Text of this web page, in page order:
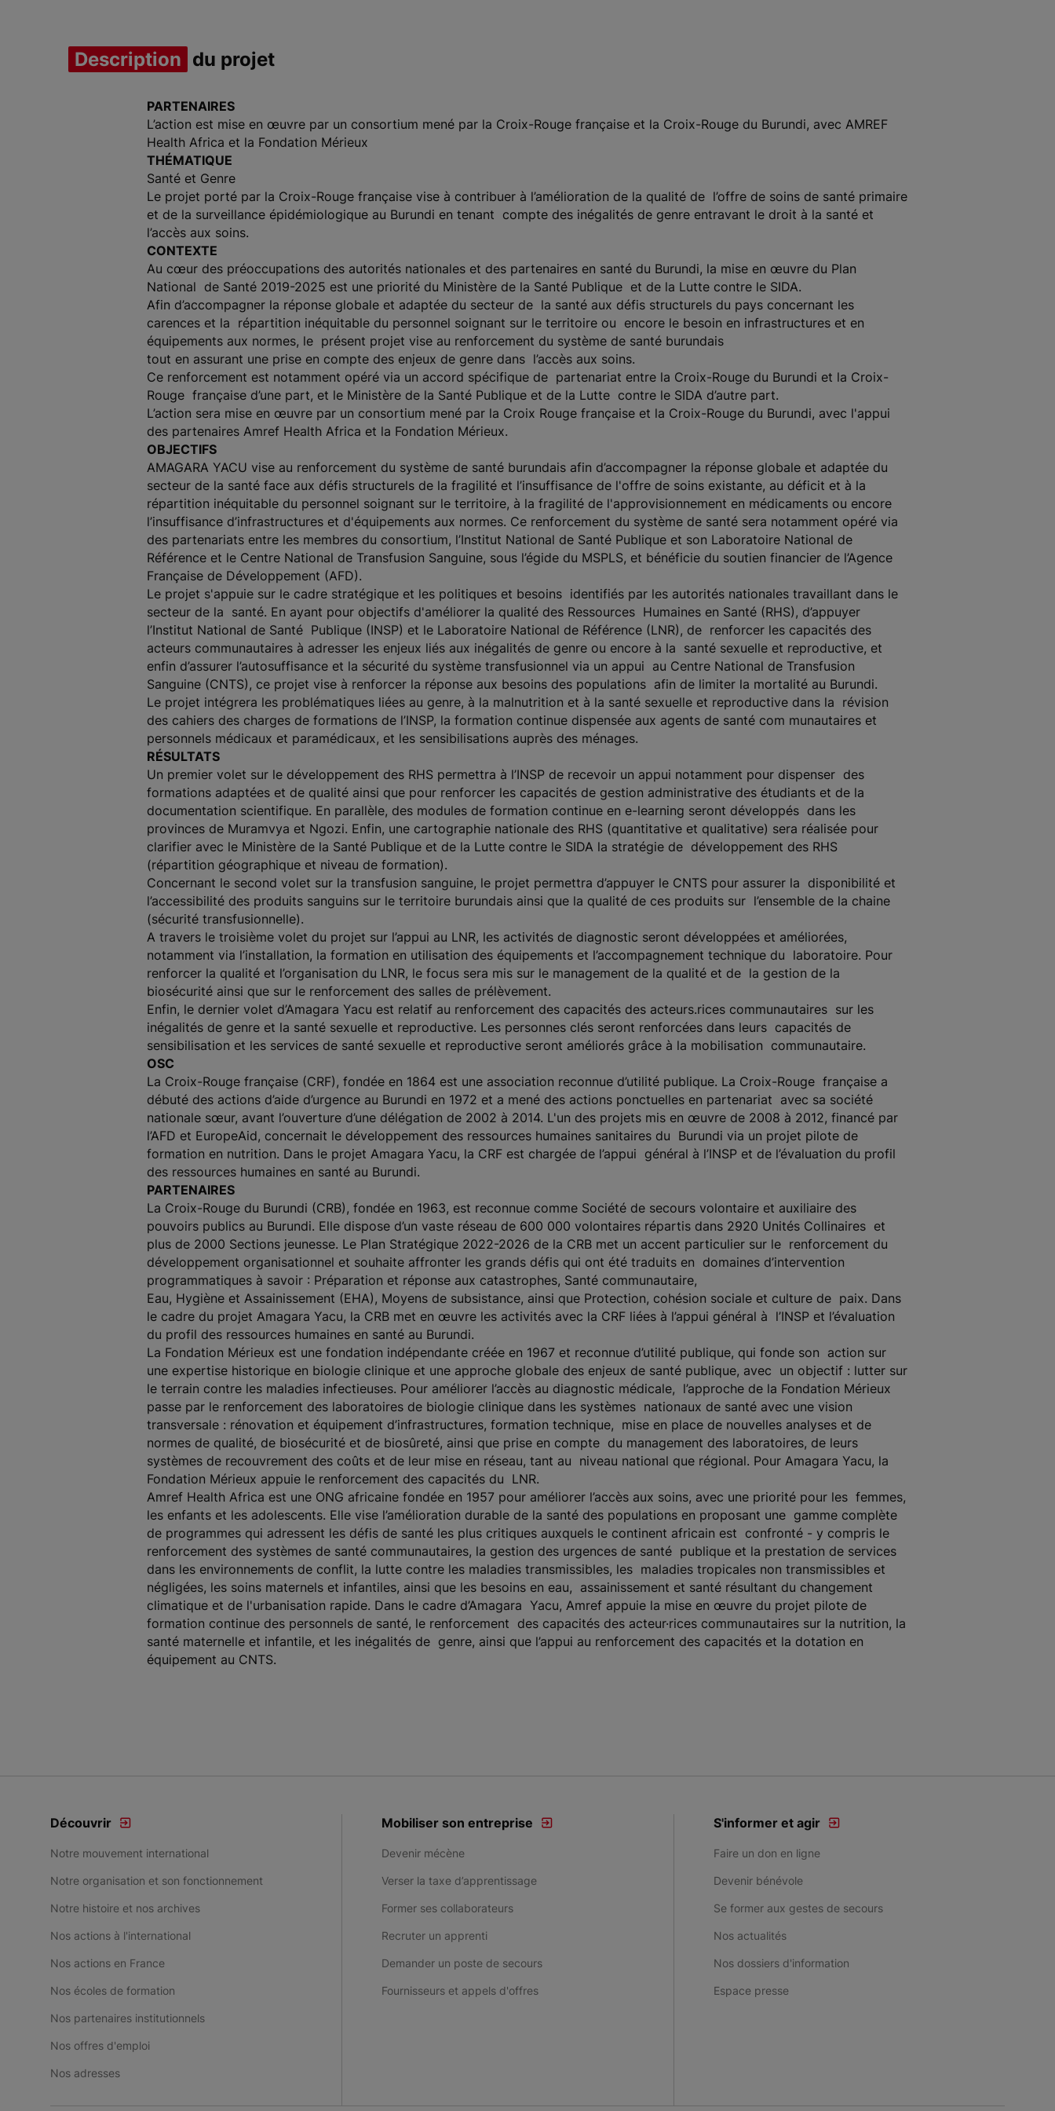
Description du projet
PARTENAIRES
L’action est mise en œuvre par un consortium mené par la Croix-Rouge française et la Croix-Rouge du Burundi, avec AMREF
Health Africa et la Fondation Mérieux
THÉMATIQUE
Santé et Genre
Le projet porté par la Croix-Rouge française vise à contribuer à l’amélioration de la qualité de l’offre de soins de santé primaire
et de la surveillance épidémiologique au Burundi en tenant compte des inégalités de genre entravant le droit à la santé et
l’accès aux soins.
CONTEXTE
Au cœur des préoccupations des autorités nationales et des partenaires en santé du Burundi, la mise en œuvre du Plan
National de Santé 2019-2025 est une priorité du Ministère de la Santé Publique et de la Lutte contre le SIDA.
Afin d’accompagner la réponse globale et adaptée du secteur de la santé aux défis structurels du pays concernant les
carences et la répartition inéquitable du personnel soignant sur le territoire ou encore le besoin en infrastructures et en
équipements aux normes, le présent projet vise au renforcement du système de santé burundais
tout en assurant une prise en compte des enjeux de genre dans l’accès aux soins.
Ce renforcement est notamment opéré via un accord spécifique de partenariat entre la Croix-Rouge du Burundi et la Croix-
Rouge française d’une part, et le Ministère de la Santé Publique et de la Lutte contre le SIDA d’autre part.
L’action sera mise en œuvre par un consortium mené par la Croix Rouge française et la Croix-Rouge du Burundi, avec l'appui
des partenaires Amref Health Africa et la Fondation Mérieux.
OBJECTIFS
AMAGARA YACU vise au renforcement du système de santé burundais afin d’accompagner la réponse globale et adaptée du
secteur de la santé face aux défis structurels de la fragilité et l’insuffisance de l'offre de soins existante, au déficit et à la
répartition inéquitable du personnel soignant sur le territoire, à la fragilité de l'approvisionnement en médicaments ou encore
l’insuffisance d’infrastructures et d'équipements aux normes. Ce renforcement du système de santé sera notamment opéré via
des partenariats entre les membres du consortium, l’Institut National de Santé Publique et son Laboratoire National de
Référence et le Centre National de Transfusion Sanguine, sous l’égide du MSPLS, et bénéficie du soutien financier de l’Agence
Française de Développement (AFD).
Le projet s'appuie sur le cadre stratégique et les politiques et besoins identifiés par les autorités nationales travaillant dans le
secteur de la santé. En ayant pour objectifs d'améliorer la qualité des Ressources Humaines en Santé (RHS), d’appuyer
l’Institut National de Santé Publique (INSP) et le Laboratoire National de Référence (LNR), de renforcer les capacités des
acteurs communautaires à adresser les enjeux liés aux inégalités de genre ou encore à la santé sexuelle et reproductive, et
enfin d’assurer l’autosuffisance et la sécurité du système transfusionnel via un appui au Centre National de Transfusion
Sanguine (CNTS), ce projet vise à renforcer la réponse aux besoins des populations afin de limiter la mortalité au Burundi.
Le projet intégrera les problématiques liées au genre, à la malnutrition et à la santé sexuelle et reproductive dans la révision
des cahiers des charges de formations de l’INSP, la formation continue dispensée aux agents de santé com munautaires et
personnels médicaux et paramédicaux, et les sensibilisations auprès des ménages.
RÉSULTATS
Un premier volet sur le développement des RHS permettra à l’INSP de recevoir un appui notamment pour dispenser des
formations adaptées et de qualité ainsi que pour renforcer les capacités de gestion administrative des étudiants et de la
documentation scientifique. En parallèle, des modules de formation continue en e-learning seront développés dans les
provinces de Muramvya et Ngozi. Enfin, une cartographie nationale des RHS (quantitative et qualitative) sera réalisée pour
clarifier avec le Ministère de la Santé Publique et de la Lutte contre le SIDA la stratégie de développement des RHS
(répartition géographique et niveau de formation).
Concernant le second volet sur la transfusion sanguine, le projet permettra d’appuyer le CNTS pour assurer la disponibilité et
l’accessibilité des produits sanguins sur le territoire burundais ainsi que la qualité de ces produits sur l’ensemble de la chaine
(sécurité transfusionnelle).
A travers le troisième volet du projet sur l’appui au LNR, les activités de diagnostic seront développées et améliorées,
notamment via l’installation, la formation en utilisation des équipements et l’accompagnement technique du laboratoire. Pour
renforcer la qualité et l’organisation du LNR, le focus sera mis sur le management de la qualité et de la gestion de la
biosécurité ainsi que sur le renforcement des salles de prélèvement.
Enfin, le dernier volet d’Amagara Yacu est relatif au renforcement des capacités des acteurs.rices communautaires sur les
inégalités de genre et la santé sexuelle et reproductive. Les personnes clés seront renforcées dans leurs capacités de
sensibilisation et les services de santé sexuelle et reproductive seront améliorés grâce à la mobilisation communautaire.
OSC
La Croix-Rouge française (CRF), fondée en 1864 est une association reconnue d’utilité publique. La Croix-Rouge française a
débuté des actions d’aide d’urgence au Burundi en 1972 et a mené des actions ponctuelles en partenariat avec sa société
nationale sœur, avant l’ouverture d’une délégation de 2002 à 2014. L'un des projets mis en œuvre de 2008 à 2012, financé par
l’AFD et EuropeAid, concernait le développement des ressources humaines sanitaires du Burundi via un projet pilote de
formation en nutrition. Dans le projet Amagara Yacu, la CRF est chargée de l’appui général à l’INSP et de l’évaluation du profil
des ressources humaines en santé au Burundi.
PARTENAIRES
La Croix-Rouge du Burundi (CRB), fondée en 1963, est reconnue comme Société de secours volontaire et auxiliaire des
pouvoirs publics au Burundi. Elle dispose d’un vaste réseau de 600 000 volontaires répartis dans 2920 Unités Collinaires et
plus de 2000 Sections jeunesse. Le Plan Stratégique 2022-2026 de la CRB met un accent particulier sur le renforcement du
développement organisationnel et souhaite affronter les grands défis qui ont été traduits en domaines d’intervention
programmatiques à savoir : Préparation et réponse aux catastrophes, Santé communautaire,
Eau, Hygiène et Assainissement (EHA), Moyens de subsistance, ainsi que Protection, cohésion sociale et culture de paix. Dans
le cadre du projet Amagara Yacu, la CRB met en œuvre les activités avec la CRF liées à l’appui général à l’INSP et l’évaluation
du profil des ressources humaines en santé au Burundi.
La Fondation Mérieux est une fondation indépendante créée en 1967 et reconnue d’utilité publique, qui fonde son action sur
une expertise historique en biologie clinique et une approche globale des enjeux de santé publique, avec un objectif : lutter sur
le terrain contre les maladies infectieuses. Pour améliorer l’accès au diagnostic médicale, l’approche de la Fondation Mérieux
passe par le renforcement des laboratoires de biologie clinique dans les systèmes nationaux de santé avec une vision
transversale : rénovation et équipement d’infrastructures, formation technique, mise en place de nouvelles analyses et de
normes de qualité, de biosécurité et de biosûreté, ainsi que prise en compte du management des laboratoires, de leurs
systèmes de recouvrement des coûts et de leur mise en réseau, tant au niveau national que régional. Pour Amagara Yacu, la
Fondation Mérieux appuie le renforcement des capacités du LNR.
Amref Health Africa est une ONG africaine fondée en 1957 pour améliorer l’accès aux soins, avec une priorité pour les femmes,
les enfants et les adolescents. Elle vise l’amélioration durable de la santé des populations en proposant une gamme complète
de programmes qui adressent les défis de santé les plus critiques auxquels le continent africain est confronté - y compris le
renforcement des systèmes de santé communautaires, la gestion des urgences de santé publique et la prestation de services
dans les environnements de conflit, la lutte contre les maladies transmissibles, les maladies tropicales non transmissibles et
négligées, les soins maternels et infantiles, ainsi que les besoins en eau, assainissement et santé résultant du changement
climatique et de l'urbanisation rapide. Dans le cadre d’Amagara Yacu, Amref appuie la mise en œuvre du projet pilote de
formation continue des personnels de santé, le renforcement des capacités des acteur·rices communautaires sur la nutrition, la
santé maternelle et infantile, et les inégalités de genre, ainsi que l’appui au renforcement des capacités et la dotation en
équipement au CNTS.
Découvrir
Notre mouvement international
Notre organisation et son fonctionnement
Notre histoire et nos archives
Nos actions à l'international
Nos actions en France
Nos écoles de formation
Nos partenaires institutionnels
Nos offres d'emploi
Nos adresses
Mobiliser son entreprise
Devenir mécène
Verser la taxe d’apprentissage
Former ses collaborateurs
Recruter un apprenti
Demander un poste de secours
Fournisseurs et appels d'offres
S'informer et agir
Faire un don en ligne
Devenir bénévole
Se former aux gestes de secours
Nos actualités
Nos dossiers d'information
Espace presse